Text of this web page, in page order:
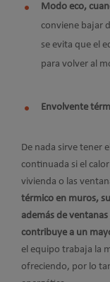
Modo eco,
conviene bajar
se evita que el
para volver al
Envolvente
De nada sirve tener
continuada si el
vivienda o las
térmico en muros,
además de
contribuye a un
el equipo trabaja la
ofreciendo, por lo